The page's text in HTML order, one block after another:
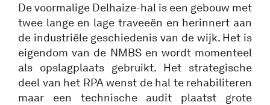
De voormalige Delhaize-hal is een gebouw met
twee lange en lage traveeën en herinnert aan
de industriële geschiedenis van de wijk. Het is
eigendom van de NMBS en wordt momenteel
als opslagplaats gebruikt. Het strategische
deel van het RPA wenst de hal te rehabiliteren
maar een technische audit plaatst grote